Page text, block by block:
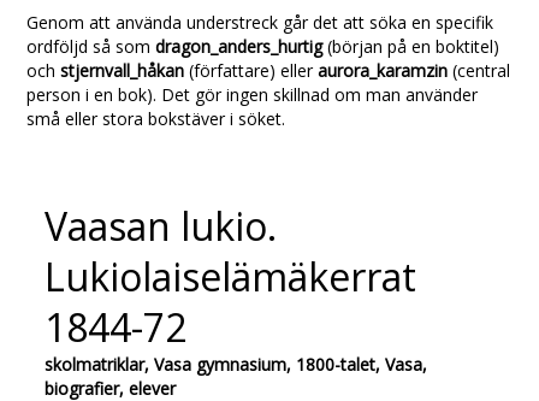
Genom att använda understreck går det att söka en specifik
ordföljd så somdragon_anders_hurtig(början på en boktitel)
ochstjernvall_håkan (författare) elleraurora_karamzin (central
person i en bok). Det gör ingen skillnad om man använder
små eller stora bokstäver i söket.
Vaasan lukio.
Lukiolaiselämäkerrat
1844-72
skolmatriklar, Vasa gymnasium, 1800-talet, Vasa,
biografier, elever